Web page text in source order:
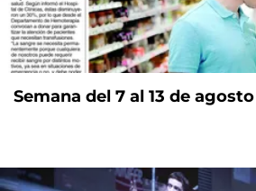
Semana del 7 al 13 de